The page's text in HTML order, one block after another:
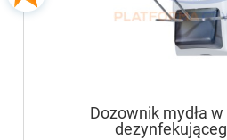
Dozownik mydła w